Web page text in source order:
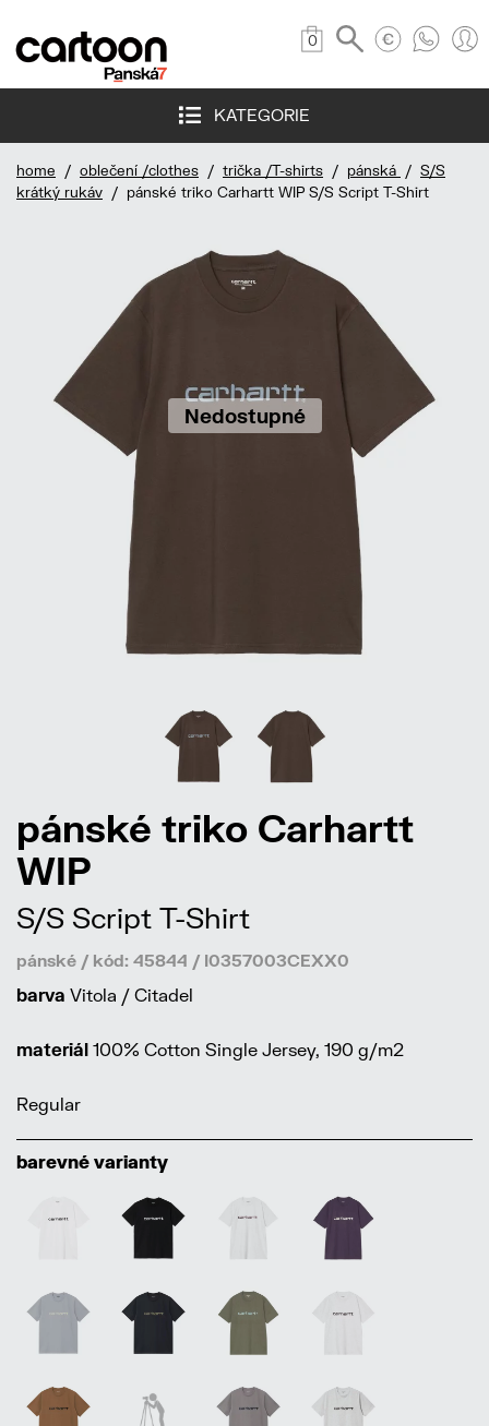
0
KATEGORIE
home / oblečení /clothes / trička /T-shirts / pánská / S/S
krátký rukáv / pánské triko Carhartt WIP S/S Script T-Shirt
Nedostupné
pánské triko Carhartt
WIP
S/S Script T-Shirt
pánské / kód: 45844 / I0357003CEXX0
barva Vitola / Citadel
materiál 100% Cotton Single Jersey, 190 g/m2
Regular
barevné varianty